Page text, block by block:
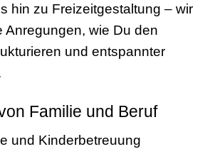
hin zu Freizeitgestaltung – wir
Anregungen, wie Du den
und entspannter
Familie und Beruf
und Kinderbetreuung